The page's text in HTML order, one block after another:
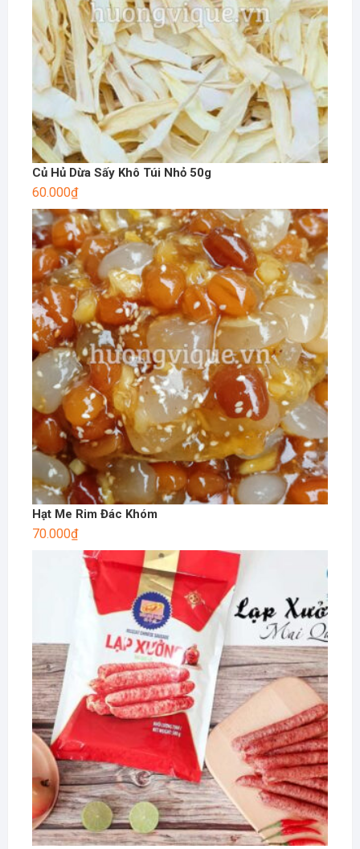
Củ Hủ Dừa Sấy Khô Túi Nhỏ 50g
60.000₫
Hạt Me Rim Đác Khóm
70.000₫